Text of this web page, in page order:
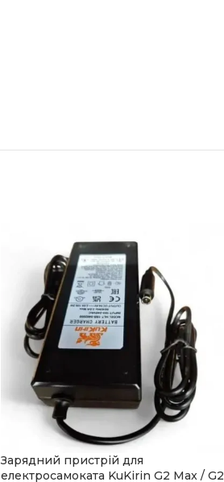
Зарядний пристрій для
електросамоката KuKirin G2 Max / G2